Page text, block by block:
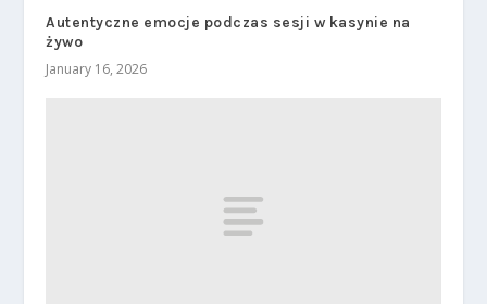
Autentyczne emocje podczas sesji w kasynie na
żywo
January 16, 2026